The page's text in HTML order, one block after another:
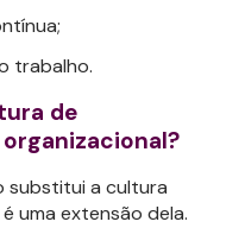
trabalho.
de
substitui a cultura
uma extensão dela.